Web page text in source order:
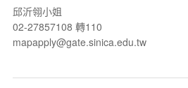
邱沂翎小姐
02-27857108 轉110
mapapply@gate.sinica.edu.tw